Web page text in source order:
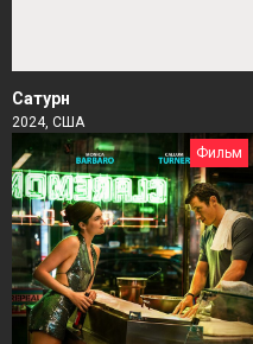
Сатурн
2024, США
Фильм